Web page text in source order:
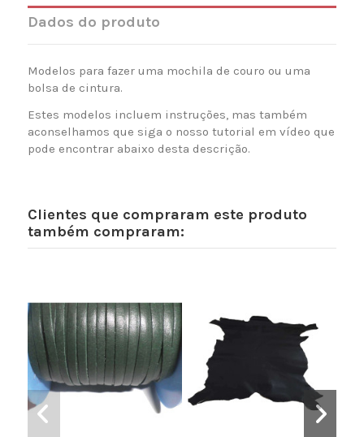
Dados do produto
Modelos para fazer uma mochila de couro ou uma
bolsa de cintura.
Estes modelos incluem instruções, mas também
aconselhamos que siga o nosso tutorial em vídeo que
pode encontrar abaixo desta descrição.
Clientes que compraram este produto
também compraram: